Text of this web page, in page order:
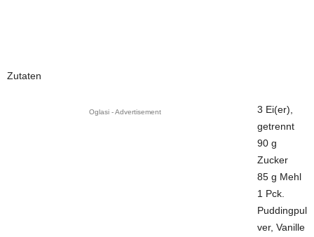
Zutaten
Oglasi - Advertisement
3 Ei(er),
getrennt
90 g
Zucker
85 g Mehl
1 Pck.
Puddingpul
ver, Vanille